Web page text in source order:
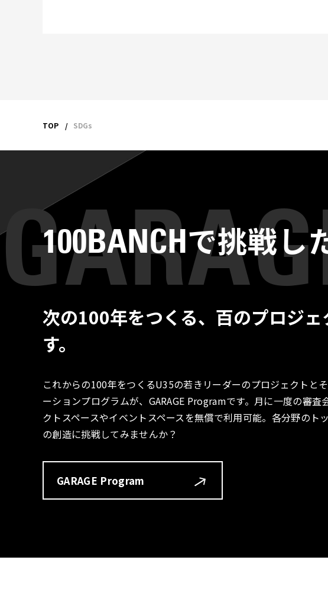
TOP SDGs
100BANCHで挑戦し
次の100年をつくる、百のプロジ
す。
これからの100年をつくるU35の若きリーダーのプロジェクトと
ーションプログラムが、GARAGE Programです。月に一度の審
クトスペースやイベントスペースを無償で利用可能。各分野のト
の創造に挑戦してみませんか？
GARAGE Program